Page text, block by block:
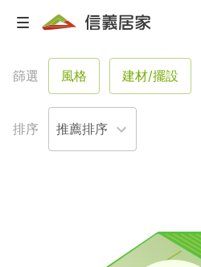
篩選 風格 建材/擺設
格局 坪數
服務
排序